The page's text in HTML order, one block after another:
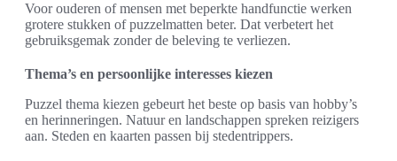
Voor ouderen of mensen met beperkte handfunctie werken
grotere stukken of puzzelmatten beter. Dat verbetert het
gebruiksgemak zonder de beleving te verliezen.
Thema’s en persoonlijke interesses kiezen
Puzzel thema kiezen gebeurt het beste op basis van hobby’s
en herinneringen. Natuur en landschappen spreken reizigers
aan. Steden en kaarten passen bij stedentrippers.